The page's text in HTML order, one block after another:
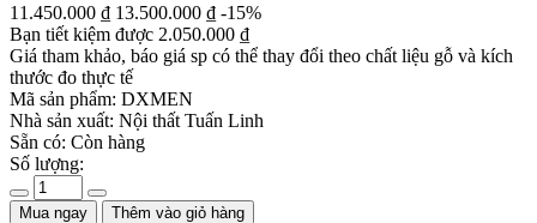
11.450.000 ₫ 13.500.000 ₫ -15%
Bạn tiết kiệm được 2.050.000 ₫
Giá tham khảo, báo giá sp có thể thay đổi theo chất liệu gỗ và kích
thước đo thực tế
Mã sản phẩm: DXMEN
Nhà sản xuất: Nội thất Tuấn Linh
Sẵn có: Còn hàng
Số lượng:
Mua ngay Thêm vào giỏ hàng